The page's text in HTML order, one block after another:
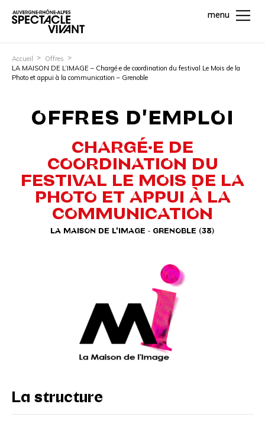
menu
Accueil
Offres
LA MAISON DE L’IMAGE – Chargé·e de coordination du festival Le Mois de la
Photo et appui à la communication – Grenoble
OFFRES D'EMPLOI
CHARGÉ·E DE
COORDINATION DU
FESTIVAL LE MOIS DE LA
PHOTO ET APPUI À LA
COMMUNICATION
LA MAISON DE L'IMAGE - GRENOBLE (38)
La structure